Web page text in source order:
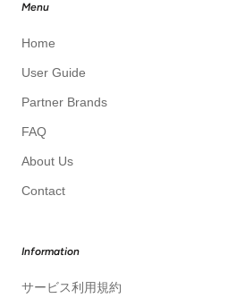
Menu
Home
User Guide
Partner Brands
FAQ
About Us
Contact
Information
サービス利用規約